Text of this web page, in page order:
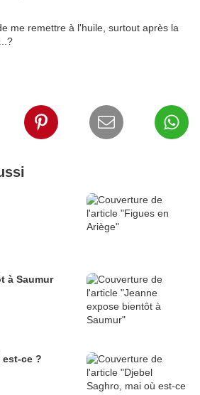
me remettre à l'huile, surtout après la
à Saumur
est-ce ?